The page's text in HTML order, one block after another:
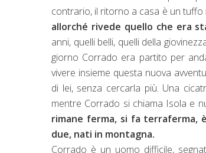
contrario, il ritorno a casa è un tuffo
allorché rivede quello che era
anni, quelli belli, quelli della
giorno Corrado era partito per
vivere insieme questa nuova
di lei, senza cercarla più. Una
mentre Corrado si chiama Isola e
rimane ferma, si fa terraferma,
due, nati in montagna.
Corrado è un uomo difficile,